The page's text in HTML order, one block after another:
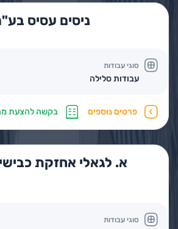
ניסים עסיס
סוגי עבודות
עבודות סלילה
פרטים נוספים בקשה להצעת
א. לגאלי אחזקת
סוגי עבודות